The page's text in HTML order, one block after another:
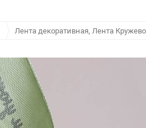
Лента декоративная, Лента Кружево